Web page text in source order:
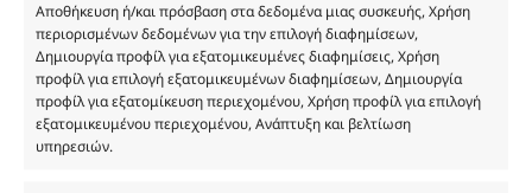
Αποθήκευση ή/και πρόσβαση στα δεδομένα μιας συσκευής, Χρήση
περιορισμένων δεδομένων για την επιλογή διαφημίσεων,
Δημιουργία προφίλ για εξατομικευμένες διαφημίσεις, Χρήση
προφίλ για επιλογή εξατομικευμένων διαφημίσεων, Δημιουργία
προφίλ για εξατομίκευση περιεχομένου, Χρήση προφίλ για επιλογή
εξατομικευμένου περιεχομένου, Ανάπτυξη και βελτίωση
υπηρεσιών.